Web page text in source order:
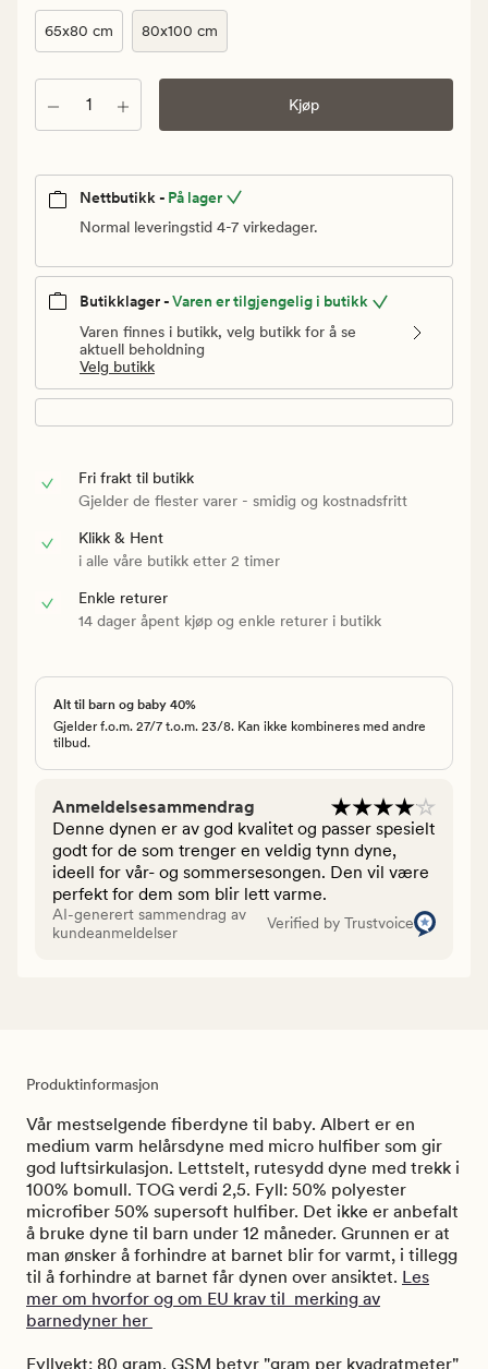
499,90
kr65x80 cm 80x100 cm
Antall Kjøp
Nettbutikk - På lager
Normal leveringstid 4-7 virkedager.
Butikklager -Varen er tilgjengelig i butikk
Varen finnes i butikk, velg butikk for å se
aktuell beholdning
Velg butikk
Fri frakt til butikk
Gjelder de flester varer - smidig og kostnadsfritt
Klikk & Hent
i alle våre butikk etter 2 timer
Enkle returer
14 dager åpent kjøp og enkle returer i butikk
Alt til barn og baby 40%
Gjelder f.o.m. 27/7 t.o.m. 23/8. Kan ikke kombineres med andre
tilbud.
Anmeldelsesammendrag
Denne dynen er av god kvalitet og passer spesielt
godt for de som trenger en veldig tynn dyne,
ideell for vår- og sommersesongen. Den vil være
perfekt for dem som blir lett varme.
AI-generert sammendrag av
kundeanmeldelser
Verified by Trustvoice
Produktinformasjon
Vår mestselgende fiberdyne til baby. Albert er en
medium varm helårsdyne med micro hulfiber som gir
god luftsirkulasjon. Lettstelt, rutesydd dyne med trekk i
100% bomull. TOG verdi 2,5. Fyll: 50% polyester
microfiber 50% supersoft hulfiber. Det ikke er anbefalt
å bruke dyne til barn under 12 måneder. Grunnen er at
man ønsker å forhindre at barnet blir for varmt, i tillegg
til å forhindre at barnet får dynen over ansiktet. Les
mer om hvorfor og om EU krav til merking av
barnedyner her
Fyllvekt: 80 gram. GSM betyr "gram per kvadratmeter"